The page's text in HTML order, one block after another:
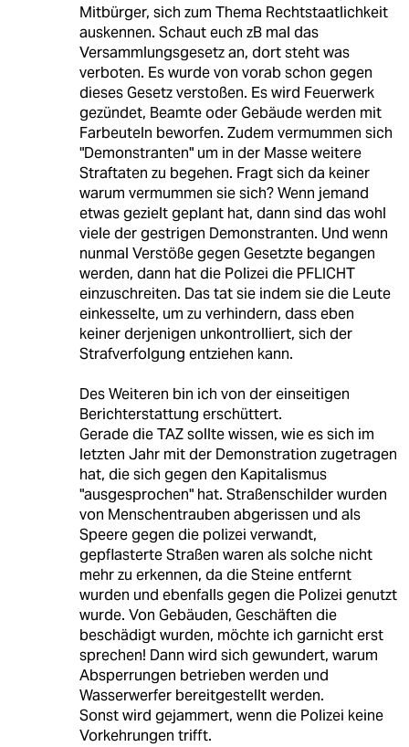
Mitbürger, sich zum Thema Rechtstaatlichkeit
auskennen. Schaut euch zB mal das
Versammlungsgesetz an, dort steht was
verboten. Es wurde von vorab schon gegen
dieses Gesetz verstoßen. Es wird Feuerwerk
gezündet, Beamte oder Gebäude werden mit
Farbeuteln beworfen. Zudem vermummen sich
"Demonstranten" um in der Masse weitere
Straftaten zu begehen. Fragt sich da keiner
warum vermummen sie sich? Wenn jemand
etwas gezielt geplant hat, dann sind das wohl
viele der gestrigen Demonstranten. Und wenn
nunmal Verstöße gegen Gesetzte begangen
werden, dann hat die Polizei die PFLICHT
einzuschreiten. Das tat sie indem sie die Leute
einkesselte, um zu verhindern, dass eben
keiner derjenigen unkontrolliert, sich der
Strafverfolgung entziehen kann.
Des Weiteren bin ich von der einseitigen
Berichterstattung erschüttert.
Gerade die TAZ sollte wissen, wie es sich im
letzten Jahr mit der Demonstration zugetragen
hat, die sich gegen den Kapitalismus
"ausgesprochen" hat. Straßenschilder wurden
von Menschentrauben abgerissen und als
Speere gegen die polizei verwandt,
gepflasterte Straßen waren als solche nicht
mehr zu erkennen, da die Steine entfernt
wurden und ebenfalls gegen die Polizei genutzt
wurde. Von Gebäuden, Geschäften die
beschädigt wurden, möchte ich garnicht erst
sprechen! Dann wird sich gewundert, warum
Absperrungen betrieben werden und
Wasserwerfer bereitgestellt werden.
Sonst wird gejammert, wenn die Polizei keine
Vorkehrungen trifft.